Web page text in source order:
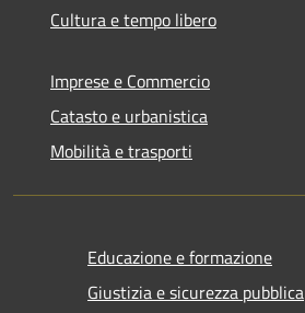
Cultura e tempo libero
Imprese e Commercio
Catasto e urbanistica
Mobilità e trasporti
Educazione e formazione
Giustizia e sicurezza pubblica